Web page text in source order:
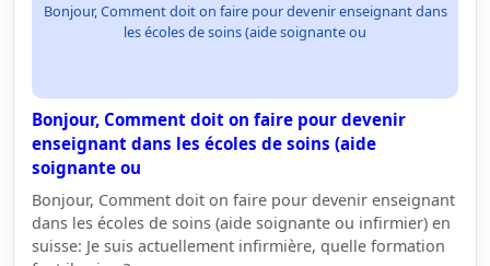
Bonjour, Comment doit on faire pour devenir enseignant dans
les écoles de soins (aide soignante ou
Bonjour, Comment doit on faire pour devenir
enseignant dans les écoles de soins (aide
soignante ou
Bonjour, Comment doit on faire pour devenir enseignant
dans les écoles de soins (aide soignante ou infirmier) en
suisse: Je suis actuellement infirmière, quelle formation